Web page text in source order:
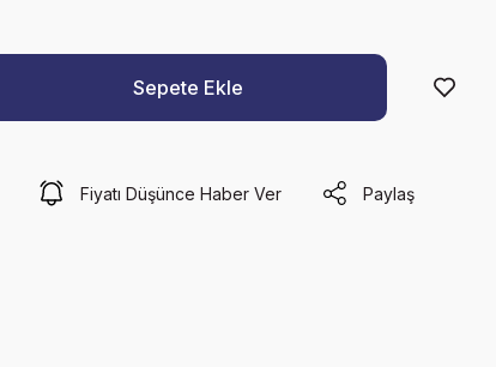
Sepete Ekle
Fiyatı Düşünce Haber Ver Paylaş